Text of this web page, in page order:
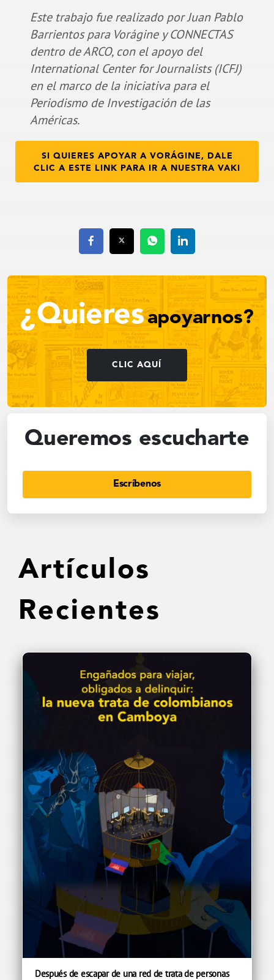
Este trabajo fue realizado por Juan Pablo
Barrientos para Vorágine y CONNECTAS
dentro de ARCO, con el apoyo del
International Center for Journalists (ICFJ)
en el marco de la iniciativa para el
Periodismo de Investigación de las
Américas.
SI QUIERES APOYAR A VORÁGINE, DALE
CLIC A ESTE LINK PARA IR A NUESTRA VAKI
¿Quieresapoyarnos?
CLIC AQUÍ
Queremos escucharte
Escríbenos
Artículos
Recientes
Después de escapar de una red de trata de personas